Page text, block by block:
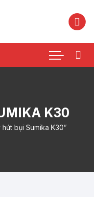
K30
bụi Sumika K30”